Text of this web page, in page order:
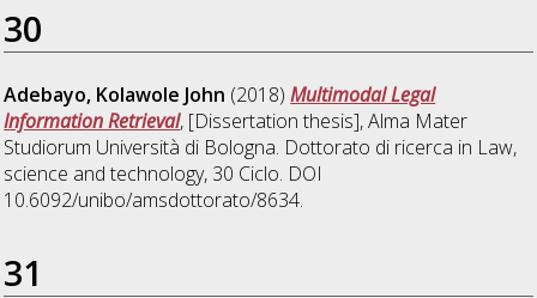
30
Adebayo, Kolawole John (2018)Multimodal Legal
Information Retrieval, [Dissertation thesis], Alma Mater
Studiorum Università di Bologna. Dottorato di ricerca in Law,
science and technology, 30 Ciclo. DOI
10.6092/unibo/amsdottorato/8634.
31